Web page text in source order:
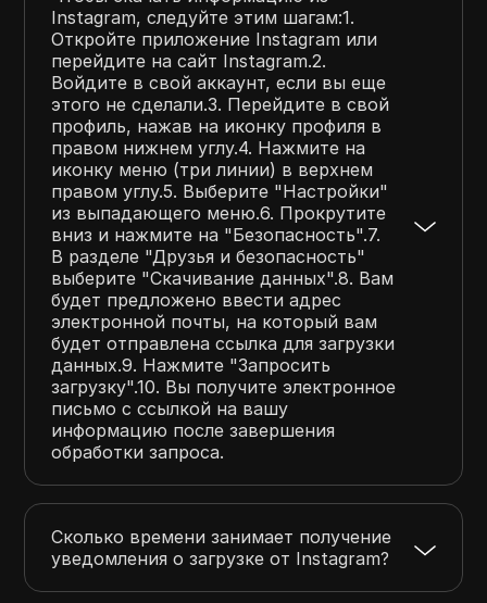
Instagram, следуйте этим шагам:1.
Откройте приложение Instagram или
перейдите на сайт Instagram.2.
Войдите в свой аккаунт, если вы еще
этого не сделали.3. Перейдите в свой
профиль, нажав на иконку профиля в
правом нижнем углу.4. Нажмите на
иконку меню (три линии) в верхнем
правом углу.5. Выберите "Настройки"
из выпадающего меню.6. Прокрутите
вниз и нажмите на "Безопасность".7.
В разделе "Друзья и безопасность"
выберите "Скачивание данных".8. Вам
будет предложено ввести адрес
электронной почты, на который вам
будет отправлена ссылка для загрузки
данных.9. Нажмите "Запросить
загрузку".10. Вы получите электронное
письмо с ссылкой на вашу
информацию после завершения
обработки запроса.
Сколько времени занимает получение
уведомления о загрузке от Instagram?